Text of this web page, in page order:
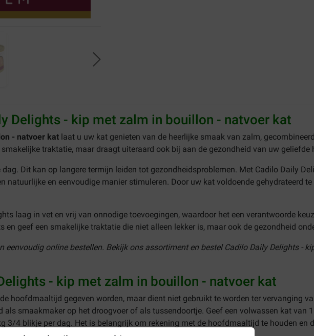
Delights - kip met zalm in bouillon - natvoer kat
- natvoer kat laat u uw kat genieten van de heerlijke smaak van zalm,
traktatie, maar draagt uiteraard ook bij aan de gezondheid van uw geliefde
Dit kan op langere termijn leiden tot gezondheidsproblemen. Met Cadilo Daily
natuurlijke en eenvoudige manier stimuleren. Door uw kat voldoende gehydrateerd
laag in vet en vrij van onnodige toevoegingen, waardoor het een verantwoorde
geef een smakelijke traktatie die niet alleen lekker is, maar ook de gezondheid
eenvoudig online bestellen. Bekijk ons assortiment en bestel Cadilo Daily Delights -
- kip met zalm in bouillon - natvoer kat
hoofdmaaltijd gegeven worden, maar dient niet gebruikt te worden ter vervanging
smaakmaker op het droogvoer of als tussendoortje. Geef een volwassen kat van
3/4 blikje per dag. Het is belangrijk om rekening met de hoofdmaaltijd te houden en